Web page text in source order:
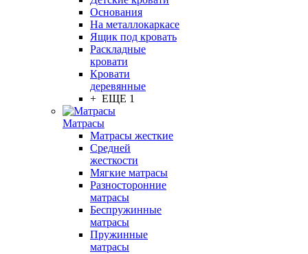
Основания
На металлокаркасе
Ящик под кровать
Раскладные
кровати
Кровати
деревянные
+ ЕЩЕ 1
Матрасы
Матрасы жесткие
Средней
жесткости
Мягкие матрасы
Разносторонние
матрасы
Беспружинные
матрасы
Пружинные
матрасы